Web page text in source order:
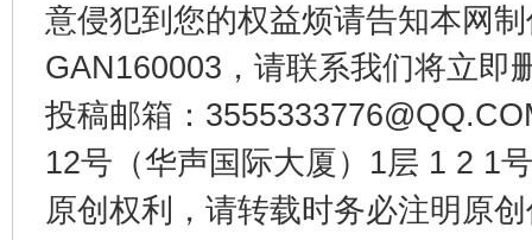
意侵犯到您的权益烦请告知本网
GAN160003，请联系我们将立即
投稿邮箱：
12号（华声国际大厦）1层 1 2 1
原创权利，请转载时务必注明原